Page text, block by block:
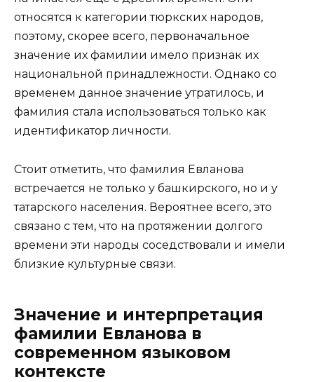
относятся к категории тюркских народов,
поэтому, скорее всего, первоначальное
значение их фамилии имело признак их
национальной принадлежности. Однако со
временем данное значение утратилось, и
фамилия стала использоваться только как
идентификатор личности.
Стоит отметить, что фамилия Евланова
встречается не только у башкирского, но и у
татарского населения. Вероятнее всего, это
связано с тем, что на протяжении долгого
времени эти народы соседствовали и имели
близкие культурные связи.
Значение и интерпретация
фамилии Евланова в
современном языковом
контексте